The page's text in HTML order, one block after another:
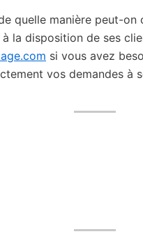
quelle manière peut-on
la disposition de ses
si vous avez
vos demandes à